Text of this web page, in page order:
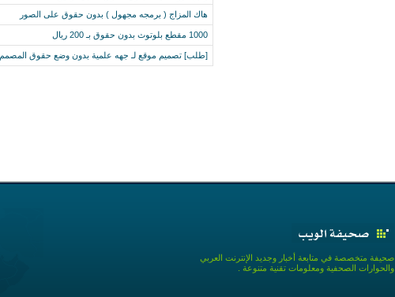
هاك المزاج ( برمجه مجهول ) بدون حقوق على الصور
1000 مقطع بلوتوث بدون حقوق بـ 200 ريال
[طلب] تصميم موقع لـ جهه علمية بدون وضع حقوق المصمم
صحيفة متخصصة في متابعة أخبار وجديد الإنترنت العربي
والحوارات الصحفية ومعلومات تقنية متنوعة .